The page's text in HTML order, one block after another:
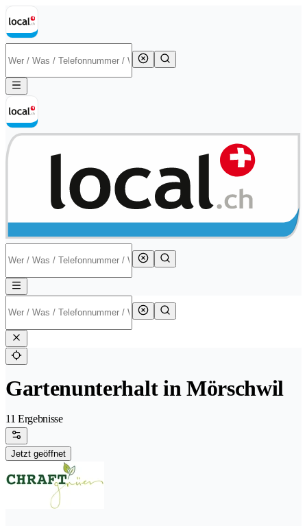
Gartenunterhalt in Mörschwil
11 Ergebnisse
Jetzt geöffnet